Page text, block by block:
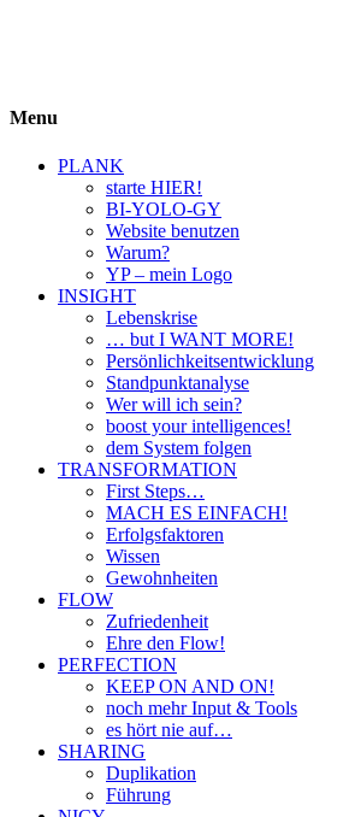
Menu
PLANK
starte HIER!
BI-YOLO-GY
Website benutzen
Warum?
YP – mein Logo
INSIGHT
Lebenskrise
… but I WANT MORE!
Persönlichkeitsentwicklung
Standpunktanalyse
Wer will ich sein?
boost your intelligences!
dem System folgen
TRANSFORMATION
First Steps…
MACH ES EINFACH!
Erfolgsfaktoren
Wissen
Gewohnheiten
FLOW
Zufriedenheit
Ehre den Flow!
PERFECTION
KEEP ON AND ON!
noch mehr Input & Tools
es hört nie auf…
SHARING
Duplikation
Führung